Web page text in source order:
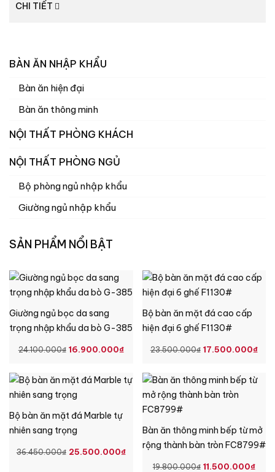
CHI TIẾT
BÀN ĂN NHẬP KHẨU
Bàn ăn hiện đại
Bàn ăn thông minh
NỘI THẤT PHÒNG KHÁCH
NỘI THẤT PHÒNG NGỦ
Bộ phòng ngủ nhập khẩu
Giường ngủ nhập khẩu
SẢN PHẨM NỔI BẬT
Giường ngủ bọc da sang
trọng nhập khẩu da bò G-385
24.100.000₫ GIÁ
LÀ:
24.100.000₫.
16.900.000₫GIÁ
TẠI
16.900.000₫.
Bộ bàn ăn mặt đá cao cấp
hiện đại 6 ghế F1130#
23.500.000₫ GIÁ
LÀ:
23.500.000₫.
17.500.000₫
TẠI
Bộ bàn ăn mặt đá Marble tự
nhiên sang trọng
36.450.000₫ GIÁ
25.500.000₫GIÁ
Bàn ăn thông minh bếp từ mở
rộng thành bàn tròn FC8799#
19.800.000₫ GIÁ
11.500.000₫GIÁ